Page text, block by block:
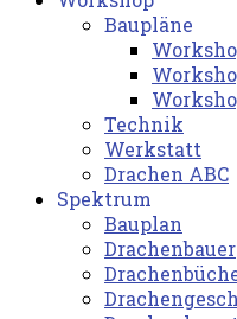
Baupläne
Technik
Werkstatt
Drachen ABC
Spektrum
Bauplan
Drachenbauer